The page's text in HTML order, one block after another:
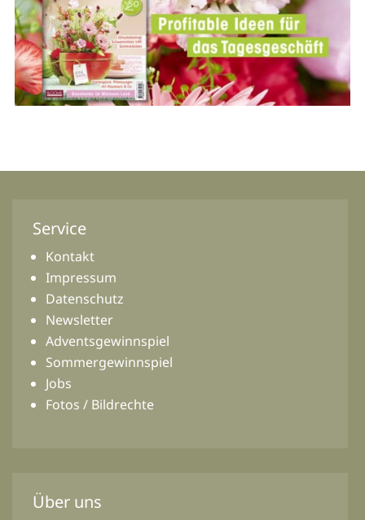
Service
Kontakt
Impressum
Datenschutz
Newsletter
Adventsgewinnspiel
Sommergewinnspiel
Jobs
Fotos / Bildrechte
Über uns